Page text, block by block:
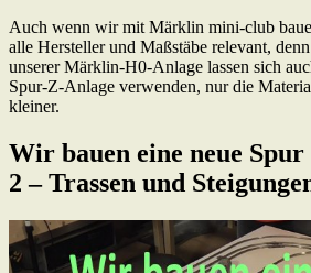
Auch wenn wir mit Märklin mini-club
alle Hersteller und Maßstäbe relevant,
unserer Märklin-H0-Anlage lassen sich
Spur-Z-Anlage verwenden, nur die
kleiner.
Wir bauen eine neue
2 – Trassen und